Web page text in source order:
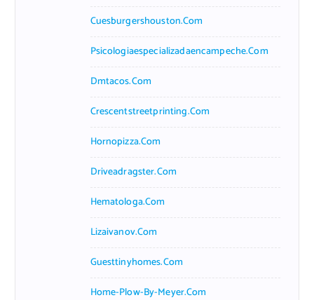
Cuesburgershouston.com
Psicologiaespecializadaencampeche.com
Dmtacos.com
Crescentstreetprinting.com
Hornopizza.com
Driveadragster.com
Hematologa.com
Lizaivanov.com
Guesttinyhomes.com
Home-Plow-By-Meyer.com